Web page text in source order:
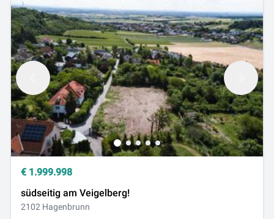
€ 1.999.998
südseitig am Veigelberg!
2102 Hagenbrunn